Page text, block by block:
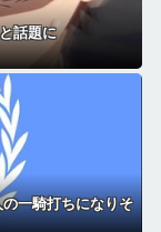
話題に
一騎打ちになりそ